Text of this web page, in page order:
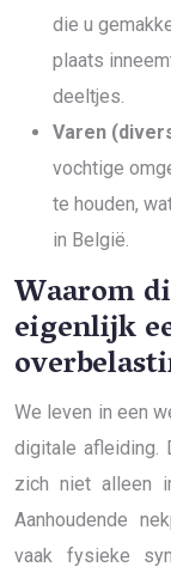
die u
plaats
deeltjes.
Varen
vochtige
te houden,
in België.
Waarom
eigenlijk
We leven in een
digitale afleiding.
zich niet alleen
Aanhoudende
vaak fysieke